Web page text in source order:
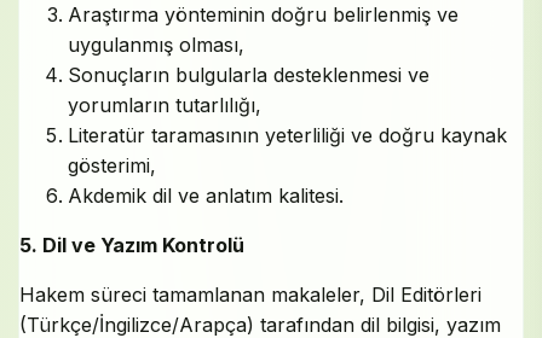
Araştırma yönteminin doğru belirlenmiş ve
uygulanmış olması,
Sonuçların bulgularla desteklenmesi ve
yorumların tutarlılığı,
Literatür taramasının yeterliliği ve doğru kaynak
gösterimi,
Akdemik dil ve anlatım kalitesi.
5. Dil ve Yazım Kontrolü
Hakem süreci tamamlanan makaleler, Dil Editörleri
(Türkçe/İngilizce/Arapça) tarafından dil bilgisi, yazım